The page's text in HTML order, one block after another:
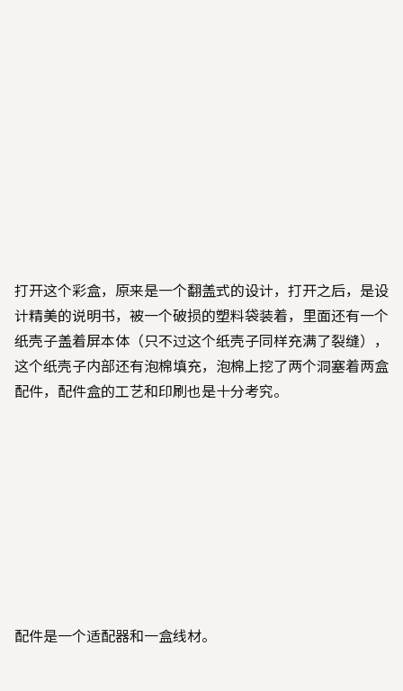
打开这个彩盒，原来是一个翻盖式的设计，打开之后，是设
计精美的说明书，被一个破损的塑料袋装着，里面还有一个
纸壳子盖着屏本体（只不过这个纸壳子同样充满了裂缝），
这个纸壳子内部还有泡棉填充，泡棉上挖了两个洞塞着两盒
配件，配件盒的工艺和印刷也是十分考究。
配件是一个适配器和一盒线材。